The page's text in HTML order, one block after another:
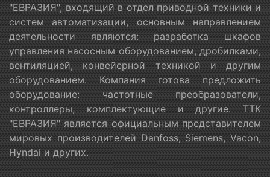
"ЕВРАЗИЯ", входящий в отдел приводной техники и
систем автоматизации, основным направлением
деятельности являются: разработка шкафов
управления насосным оборудованием, дробилками,
вентиляцией, конвейерной техникой и другим
оборудованием. Компания готова предложить
оборудование: частотные преобразователи,
контроллеры, комплектующие и другие. ТТК
"ЕВРАЗИЯ" является официальным представителем
мировых производителей Danfoss, Siemens, Vacon,
Hyndai и других.